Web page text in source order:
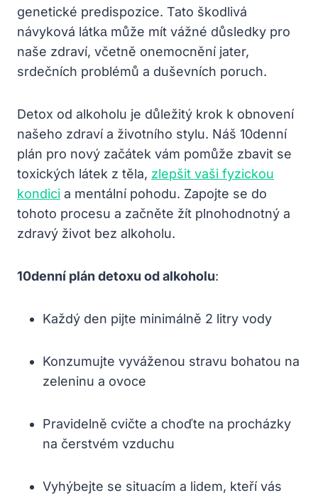
genetické predispozice. Tato škodlivá
návyková látkа může mít vážné důsledky pro
naše zdraví, včetně onemocnění jater,
srdečních problémů a duševních poruch.
Detox od alkoholu je důležitý krok k obnovení
našeho zdraví a životního stylu. Náš 10denní
plán pro nový začátek vám pomůže zbavit se
toxických látek z těla, zlepšit vaši fyzickou
kondici a mentální pohodu. Zapojte se do
tohoto procesu a začněte žít plnohodnotný a
zdravý život bez alkoholu.
10denní plán detoxu od alkoholu:
Každý den pijte minimálně 2 litry vody
Konzumujte vyváženou stravu bohatou na
zeleninu a ovoce
Pravidelně cvičte a choďte na procházky
na čerstvém vzduchu
Vyhýbejte se situacím a lidem, kteří vás